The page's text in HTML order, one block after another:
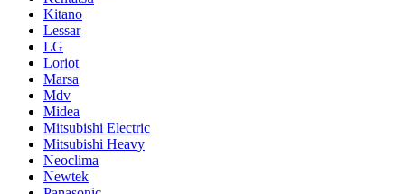
Kitano
Lessar
LG
Loriot
Marsa
Mdv
Midea
Mitsubishi Electric
Mitsubishi Heavy
Neoclima
Newtek